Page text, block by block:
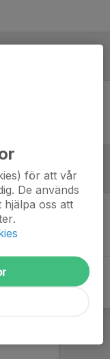
för att vår
De används
oss att